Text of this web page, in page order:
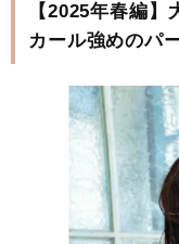
【2025年春編
カール強めのパ